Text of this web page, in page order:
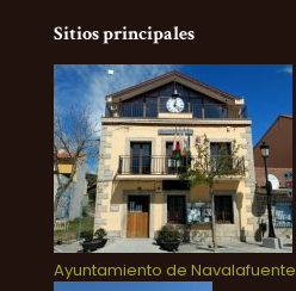
Sitios principales
Ayuntamiento de Navalafuente